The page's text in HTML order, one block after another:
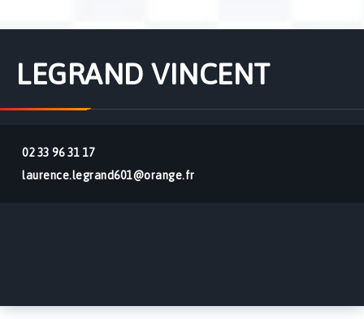
LEGRAND VINCENT
02 33 96 31 17
laurence.legrand601@orange.fr